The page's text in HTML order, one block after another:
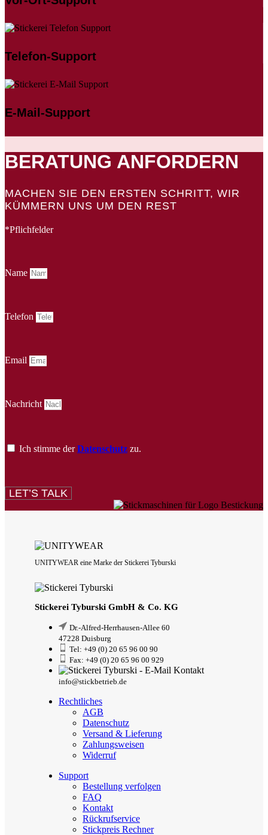
Telefon-Support
E-Mail-Support
BERATUNG ANFORDERN
MACHEN SIE DEN ERSTEN SCHRITT, WIR
KÜMMERN UNS UM DEN REST
*Pflichfelder
Name
Telefon
Email
Nachricht
Ich stimme derDatenschutz zu.
LET’S TALK
UNITYWEAR eine Marke der Stickerei Tyburski
Stickerei Tyburski GmbH & Co. KG
Dr.-Alfred-Herrhausen-Allee 60
47228 Duisburg
Tel: +49 (0) 20 65 96 00 90
Fax: +49 (0) 20 65 96 00 929
info@stickbetrieb.de
Rechtliches
AGB
Datenschutz
Versand & Lieferung
Zahlungsweisen
Widerruf
Support
Bestellung verfolgen
FAQ
Kontakt
Rückrufservice
Stickpreis Rechner